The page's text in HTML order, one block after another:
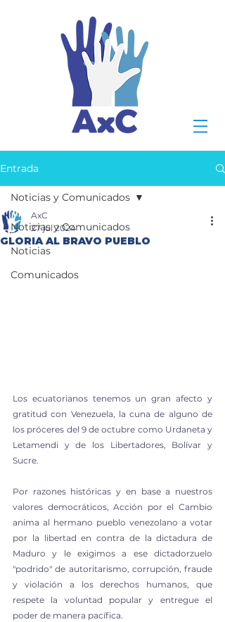
Entrada
Noticias y Comunicados
Noticias
Comunicados
Noticias y Comunicados
GLORIA AL BRAVO PUEBLO
AxC
27 jul 2024
Los ecuatorianos tenemos un gran afecto y
gratitud con Venezuela, la cuna de alguno de
los próceres del 9 de octubre como Urdaneta y
Letamendi y de los Libertadores, Bolívar y
Sucre.
Por razones históricas y en base a nuestros
valores democráticos, Acción por el Cambio
anima al hermano pueblo venezolano a votar
por la libertad en contra de la dictadura de
Maduro y le exigimos a ese dictadorzuelo
"podrido" de autoritarismo, corrupción, fraude
y violación a los derechos humanos, que
respete la voluntad popular y entregue el
poder de manera pacífica.